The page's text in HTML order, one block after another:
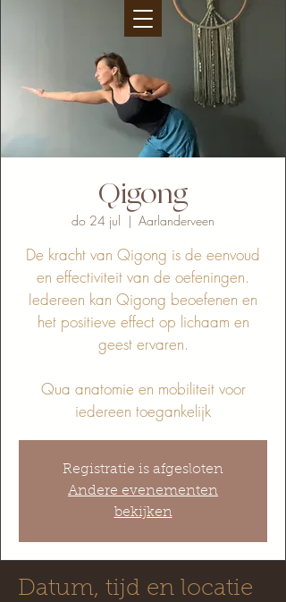
Qigong
do 24 jul
  |
Aarlanderveen
De kracht van Qigong is de eenvoud
en effectiviteit van de oefeningen.
Iedereen kan Qigong beoefenen en
het positieve effect op lichaam en
geest ervaren.
Qua anatomie en mobiliteit voor
iedereen toegankelijk
Registratie is afgesloten
Andere evenementen
bekijken
Datum, tijd en locatie